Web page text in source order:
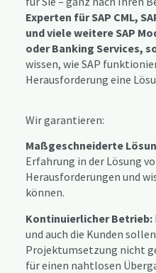
Experten für SAP CML,
und viele weitere SAP
oder Banking Services,
wissen, wie SAP
Herausforderung eine
Wir garantieren:
Maßgeschneiderte
Erfahrung in der Lösung
Herausforderungen und
können.
Kontinuierlicher Betrieb:
und auch die Kunden
Projektumsetzung nicht
für einen nahtlosen